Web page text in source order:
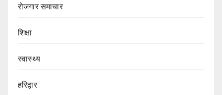
रोजगार समाचार
शिक्षा
स्वास्थ्य
हरिद्वार